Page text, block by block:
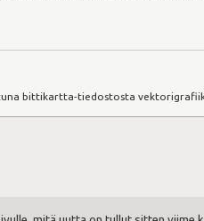
bittikartta-tiedostosta